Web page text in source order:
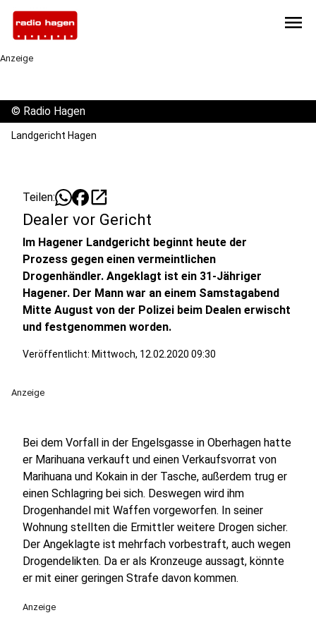
menu
Anzeige
© Radio Hagen
Landgericht Hagen
Teilen: open_in_new
Dealer vor Gericht
Im Hagener Landgericht beginnt heute der
Prozess gegen einen vermeintlichen
Drogenhändler. Angeklagt ist ein 31-Jähriger
Hagener. Der Mann war an einem Samstagabend
Mitte August von der Polizei beim Dealen erwischt
und festgenommen worden.
Veröffentlicht: Mittwoch, 12.02.2020 09:30
Anzeige
Bei dem Vorfall in der Engelsgasse in Oberhagen hatte
er Marihuana verkauft und einen Verkaufsvorrat von
Marihuana und Kokain in der Tasche, außerdem trug er
einen Schlagring bei sich. Deswegen wird ihm
Drogenhandel mit Waffen vorgeworfen. In seiner
Wohnung stellten die Ermittler weitere Drogen sicher.
Der Angeklagte ist mehrfach vorbestraft, auch wegen
Drogendelikten. Da er als Kronzeuge aussagt, könnte
er mit einer geringen Strafe davon kommen.
Anzeige